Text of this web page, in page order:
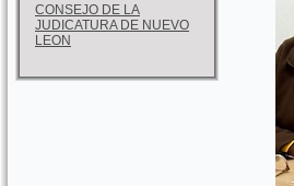
CONSEJO DE LA
JUDICATURA DE NUEVO
LEON